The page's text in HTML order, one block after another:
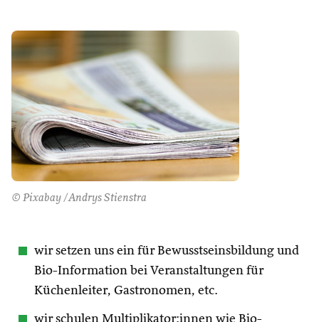
© Pixabay /Andrys Stienstra
wir setzen uns ein für Bewusstseinsbildung und
Bio-Information bei Veranstaltungen für
Küchenleiter, Gastronomen, etc.